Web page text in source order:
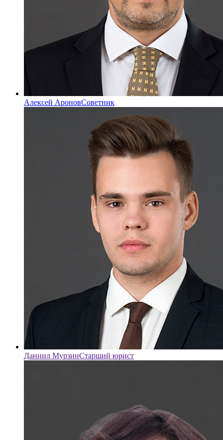
Алексей АроновСоветник
Даниил МурзинСтарший юрист